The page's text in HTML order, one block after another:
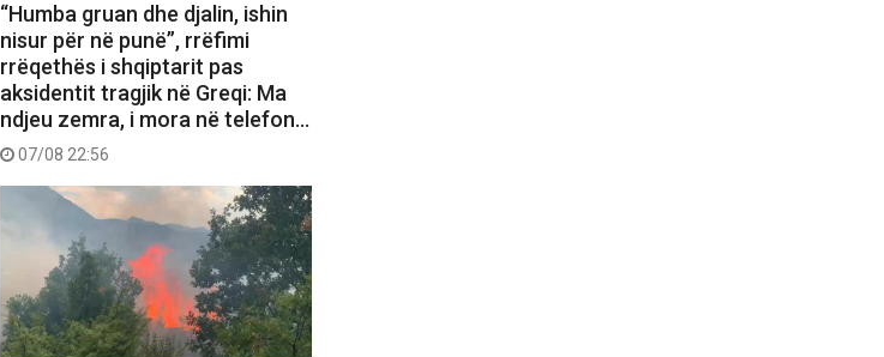
“Humba gruan dhe djalin, ishin
nisur për në punë”, rrëfimi
rrëqethës i shqiptarit pas
aksidentit tragjik në Greqi: Ma
ndjeu zemra, i mora në telefon…
07/08 22:56